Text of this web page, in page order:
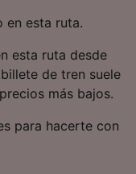
en esta ruta.
esta ruta desde
de tren suele
más bajos.
para hacerte con